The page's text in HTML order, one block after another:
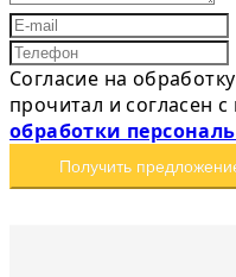
Согласие на
прочитал и согласен
обработки
Получить